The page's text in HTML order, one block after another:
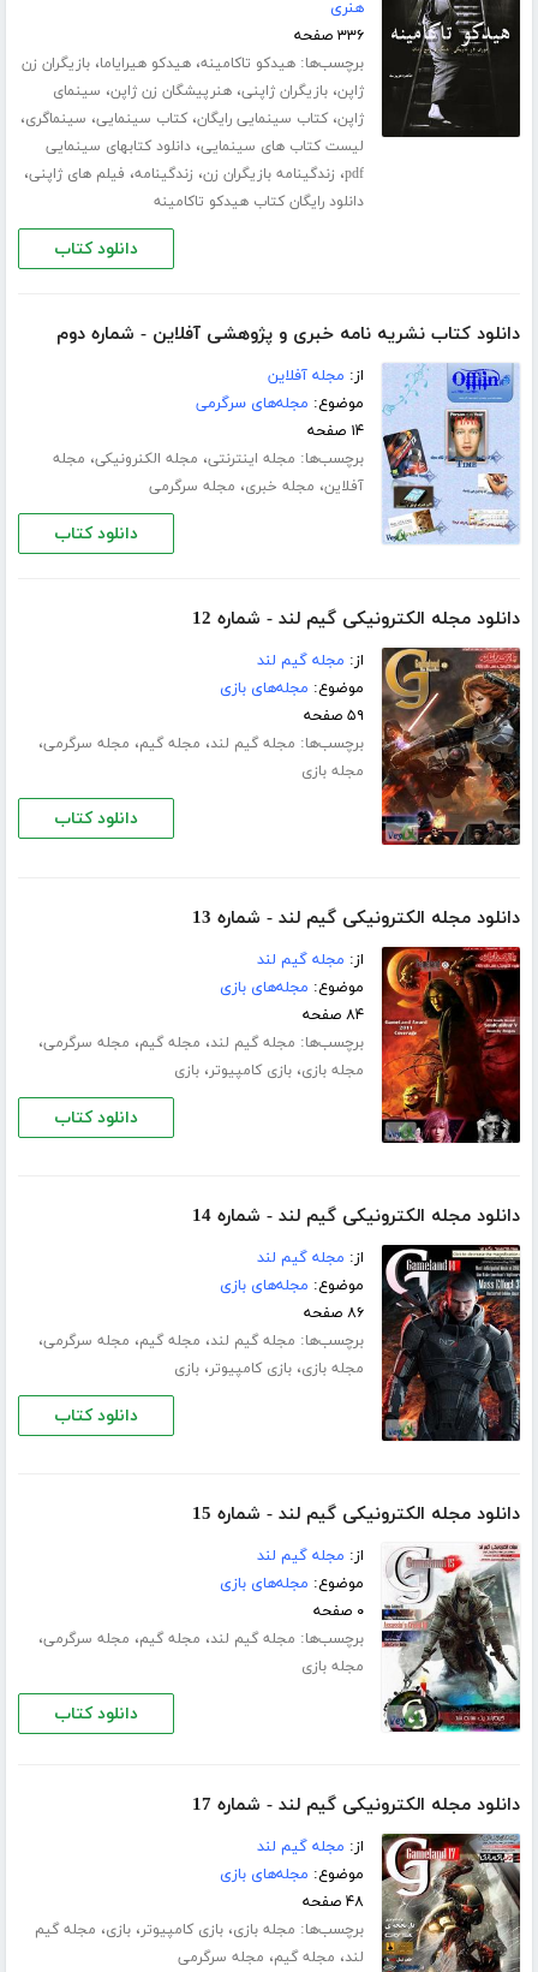
هنری
۳۳۶ صفحه
برچسب‌ها:هیدکو تاکامینه،هیدکو هیرایاما،بازیگران زن
ژاپن،بازیگران ژاپنی،هنرپیشگان زن ژاپن، سینمای
ژاپن،کتاب سینمایی رایگان،کتاب سینمایی، سینماگری،
لیست کتاب های سینمایی،دانلود کتابهای سینمایی
pdf، زندگینامه بازیگران زن، زندگینامه، فیلم های ژاپنی،
دانلود رایگان کتاب هیدکو تاکامینه
دانلود کتاب
دانلود کتاب نشریه نامه خبری و پژوهشی آفلاین - شماره دوم
از: مجله آفلاین
موضوع: مجله‌های سرگرمی
۱۴ صفحه
برچسب‌ها: مجله اینترنتی، مجله الکنرونیکی، مجله
آفلاین، مجله خبری، مجله سرگرمی
دانلود کتاب
دانلود مجله الکترونیکی گیم لند - شماره 12
از: مجله گیم لند
موضوع: مجله‌های بازی
۵۹ صفحه
برچسب‌ها: مجله گیم لند، مجله گیم، مجله سرگرمی،
مجله بازی
دانلود کتاب
دانلود مجله الکترونیکی گیم لند - شماره 13
از: مجله گیم لند
موضوع: مجله‌های بازی
۸۴ صفحه
برچسب‌ها: مجله گیم لند، مجله گیم، مجله سرگرمی،
مجله بازی،بازی کامپیوتر،بازی
دانلود کتاب
دانلود مجله الکترونیکی گیم لند - شماره 14
از: مجله گیم لند
موضوع: مجله‌های بازی
۸۶ صفحه
برچسب‌ها: مجله گیم لند، مجله گیم، مجله سرگرمی،
مجله بازی،بازی کامپیوتر،بازی
دانلود کتاب
دانلود مجله الکترونیکی گیم لند - شماره 15
از: مجله گیم لند
موضوع: مجله‌های بازی
۰ صفحه
برچسب‌ها: مجله گیم لند، مجله گیم، مجله سرگرمی،
مجله بازی
دانلود کتاب
دانلود مجله الکترونیکی گیم لند - شماره 17
از: مجله گیم لند
موضوع: مجله‌های بازی
۴۸ صفحه
برچسب‌ها: مجله بازی،بازی کامپیوتر،بازی، مجله گیم
لند، مجله گیم، مجله سرگرمی